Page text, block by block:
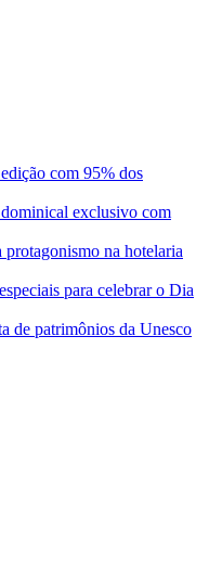
com 95% dos
exclusivo com
na hotelaria
para celebrar o Dia
de patrimônios da Unesco